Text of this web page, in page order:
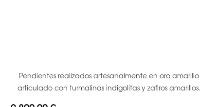
Pendientes realizados artesanalmente en oro amarillo
articulado con turmalinas indigolitas y zafiros amarillos.